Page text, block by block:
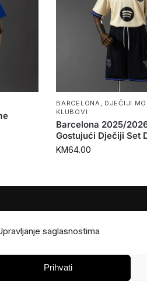
saglasnostima
Prihvati
BARCELONA DJEČIJI
KLUBOVI
Barcelona 2025/
Gostujući Dječiji Set
KM64.00
POMOĆ
Politika privatnosti